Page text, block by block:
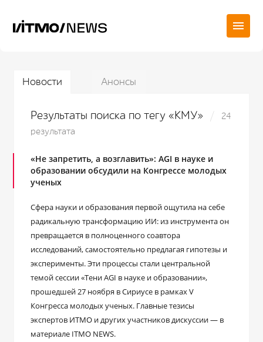
Новости Анонсы
Результаты поиска по тегу «КМУ»
24
результата
«Не запретить, а возглавить»: AGI в науке и
образовании обсудили на Конгрессе молодых
ученых
Сфера науки и образования первой ощутила на себе
радикальную трансформацию ИИ: из инструмента он
превращается в полноценного соавтора
исследований, самостоятельно предлагая гипотезы и
эксперименты. Эти процессы стали центральной
темой сессии «Тени AGI в науке и образовании»,
прошедшей 27 ноября в Сириусе в рамках V
Конгресса молодых ученых. Главные тезисы
экспертов ИТМО и других участников дискуссии — в
материале ITMO NEWS.